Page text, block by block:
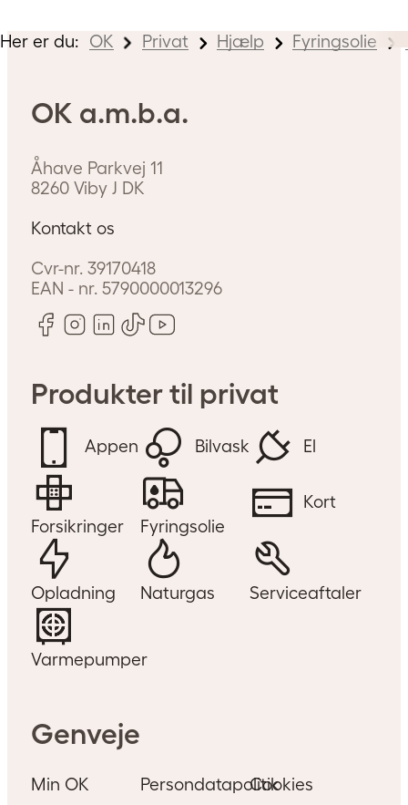
Her er du: OK Privat Hjælp Fyringsolie
OK a.m.b.a.
Åhave Parkvej 11
8260 Viby J DK
Kontakt os
Cvr-nr. 39170418
EAN - nr.5790000013296
Produkter til privat
Appen Bilvask El
Forsikringer Fyringsolie
Kort
Opladning Naturgas Serviceaftaler
Varmepumper
Genveje
Min OK PersondatapolitikCookies